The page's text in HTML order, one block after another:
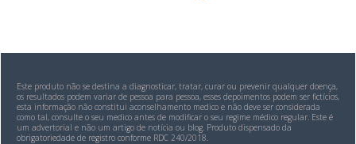
Este produto não se destina a diagnosticar, tratar, curar ou prevenir qualquer doença,
os resultados podem variar de pessoa para pessoa, esses depoimentos podem ser fictícios,
esta informação não constitui aconselhamento medico e não deve ser considerada
como tal, consulte o seu medico antes de modificar o seu regime médico regular. Este é
um advertorial e não um artigo de notícia ou blog. Produto dispensado da
obrigatoriedade de registro conforme RDC 240/2018.